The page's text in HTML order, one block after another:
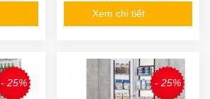
Xem chi tiết
- 25% - 25%